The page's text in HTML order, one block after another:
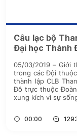
Câu lạc bộ
Đại học Thành
05/03/2019 – Giới
trong các Đội
thành lập CLB
Đô trực thuộc
xung kích vì sự
00:00